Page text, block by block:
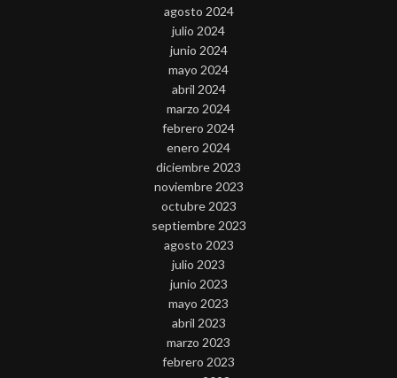
agosto 2024
julio 2024
junio 2024
mayo 2024
abril 2024
marzo 2024
febrero 2024
enero 2024
diciembre 2023
noviembre 2023
octubre 2023
septiembre 2023
agosto 2023
julio 2023
junio 2023
mayo 2023
abril 2023
marzo 2023
febrero 2023